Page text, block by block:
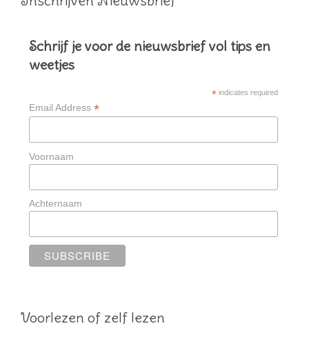
Schrijf je voor de nieuwsbrief vol tips en
weetjes
*indicates required
Email Address *
Voornaam
Achternaam
Voorlezen of zelf lezen